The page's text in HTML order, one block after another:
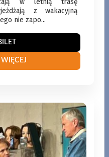
SIERPNIA
BILET
WIĘCEJ
w letnią trasę
z wakacyjną
nie zapo...